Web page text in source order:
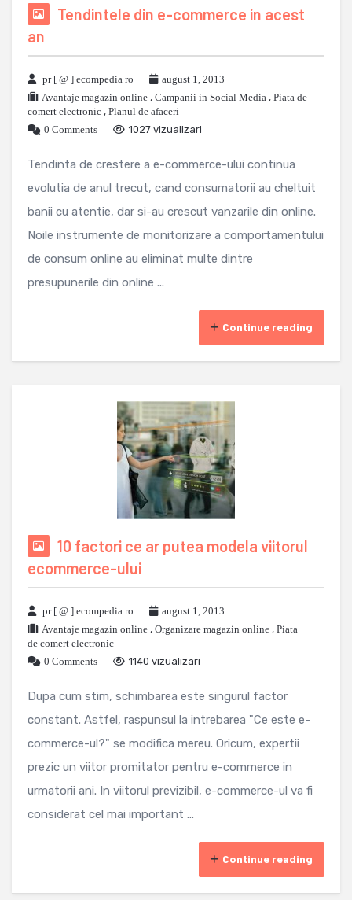
Tendintele din e-commerce in acest
an
pr [ @ ] ecompedia ro
august 1, 2013
Avantaje magazin online , Campanii in Social Media , Piata de
comert electronic , Planul de afaceri
0 Comments
1027 vizualizari
Tendinta de crestere a e-commerce-ului continua
evolutia de anul trecut, cand consumatorii au cheltuit
banii cu atentie, dar si-au crescut vanzarile din online.
Noile instrumente de monitorizare a comportamentului
de consum online au eliminat multe dintre
presupunerile din online ...
Continue reading
10 factori ce ar putea modela viitorul
ecommerce-ului
pr [ @ ] ecompedia ro
august 1, 2013
Avantaje magazin online , Organizare magazin online , Piata
de comert electronic
0 Comments
1140 vizualizari
Dupa cum stim, schimbarea este singurul factor
constant. Astfel, raspunsul la intrebarea "Ce este e-
commerce-ul?" se modifica mereu. Oricum, expertii
prezic un viitor promitator pentru e-commerce in
urmatorii ani. In viitorul previzibil, e-commerce-ul va fi
considerat cel mai important ...
Continue reading